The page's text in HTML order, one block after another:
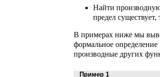
Найти
предел
В примерах ниже мы
формальное
производные других
Пример 1